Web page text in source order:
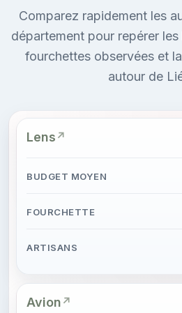
Comparez rapidement les
département pour repérer
fourchettes observées et
autour de
Lens
Avion